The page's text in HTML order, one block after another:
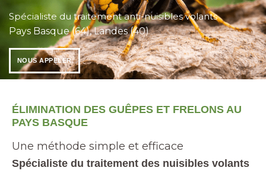
Spécialiste du traitement anti-nuisibles volants
Pays Basque (64), Landes (40)
NOUS APPELER
ÉLIMINATION DES GUÊPES ET FRELONS AU
PAYS BASQUE
Une méthode simple et efficace
Spécialiste du traitement des nuisibles volants